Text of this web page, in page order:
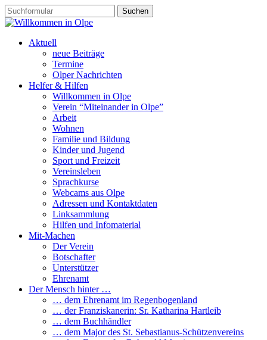
Aktuell
neue Beiträge
Termine
Olper Nachrichten
Helfer & Hilfen
Willkommen in Olpe
Verein “Miteinander in Olpe”
Arbeit
Wohnen
Familie und Bildung
Kinder und Jugend
Sport und Freizeit
Vereinsleben
Sprachkurse
Webcams aus Olpe
Adressen und Kontaktdaten
Linksammlung
Hilfen und Infomaterial
Mit-Machen
Der Verein
Botschafter
Unterstützer
Ehrenamt
Der Mensch hinter …
… dem Ehrenamt im Regenbogenland
… der Franziskanerin: Sr. Katharina Hartleib
… dem Buchhändler
… dem Major des St. Sebastianus-Schützenvereins